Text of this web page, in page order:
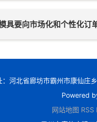
具要向市场化和个性化订
：河北省廊坊市霸州市康仙
Powered
网站地图 RSS